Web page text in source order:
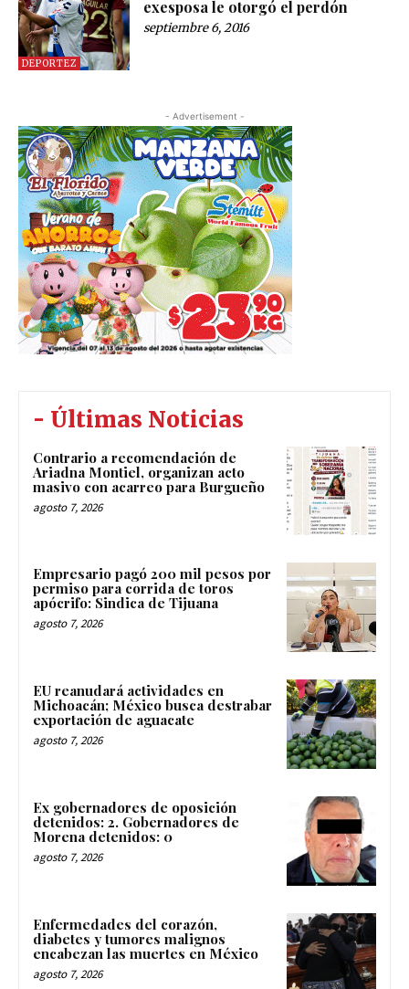
DEPORTEZ
exesposa le otorgó el perdón
septiembre 6, 2016
- Advertisement -
- Últimas Noticias
Contrario a recomendación de
Ariadna Montiel, organizan acto
masivo con acarreo para Burgueño
agosto 7, 2026
Empresario pagó 200 mil pesos por
permiso para corrida de toros
apócrifo: Sindica de Tijuana
agosto 7, 2026
EU reanudará actividades en
Michoacán; México busca destrabar
exportación de aguacate
agosto 7, 2026
Ex gobernadores de oposición
detenidos: 2. Gobernadores de
Morena detenidos: 0
agosto 7, 2026
Enfermedades del corazón,
diabetes y tumores malignos
encabezan las muertes en México
agosto 7, 2026